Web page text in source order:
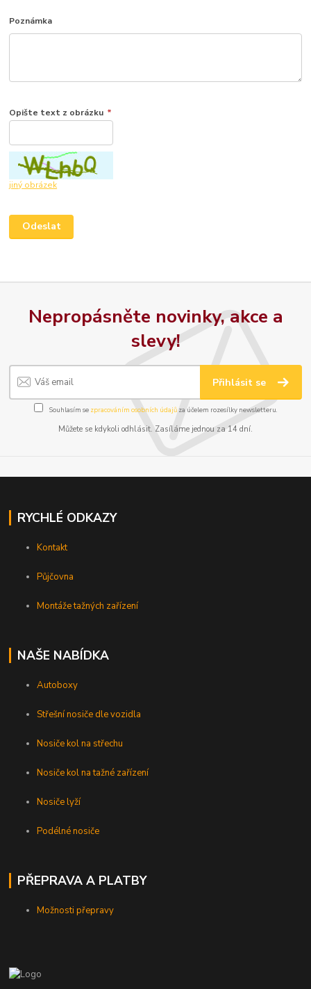
Poznámka
Opište text z obrázku *
jiný obrázek
Nepropásněte novinky, akce a
slevy!
Přihlásit se
Souhlasím se zpracováním osobních údajůza účelem rozesílky newsletteru.
Můžete se kdykoli odhlásit. Zasíláme jednou za 14 dní.
RYCHLÉ ODKAZY
Kontakt
Půjčovna
Montáže tažných zařízení
NAŠE NABÍDKA
Autoboxy
Střešní nosiče dle vozidla
Nosiče kol na střechu
Nosiče kol na tažné zařízení
Nosiče lyží
Podélné nosiče
PŘEPRAVA A PLATBY
Možnosti přepravy